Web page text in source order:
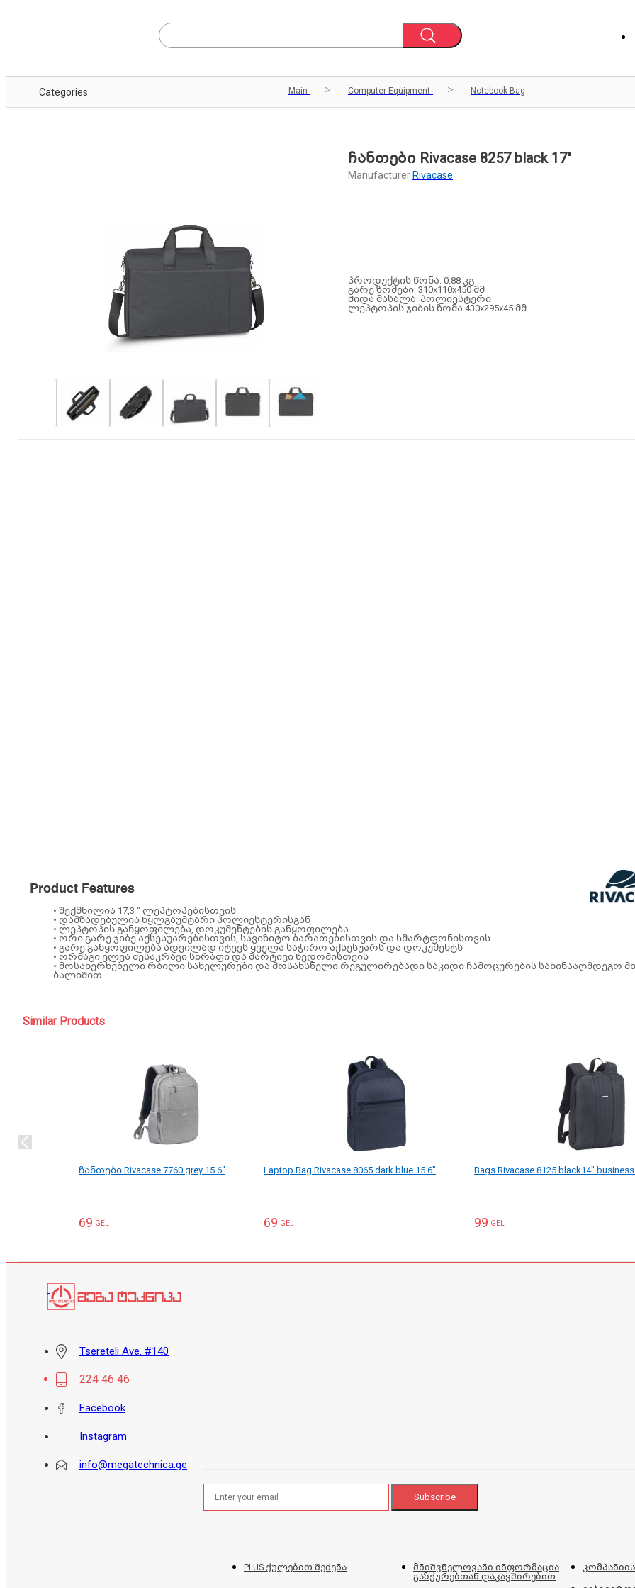
Categories Main Computer Equipment Notebook Bag
ჩანთები Rivacase 8257 black 17"
Manufacturer Rivacase
პროდუქტის წონა: 0.88 კგ
გარე ზომები: 310x110x450 მმ
შიდა მასალა: პოლიესტერი
ლეპტოპის ჯიბის ზომა 430x295x45 მმ
Product Features
• შექმნილია 17,3 " ლეპტოპებისთვის
• დამზადებულია წყლგაუმტარი პოლიესტერისგან
• ლეპტოპის განყოფილება, დოკუმენტების განყოფილება
• ორი გარე ჯიბე აქსესუარებისთვის, სავიზიტო ბარათებისთვის და სმარტფონისთვის
• გარე განყოფილება ადვილად იტევს ყველა საჭირო აქსესუარს და დოკუმენტს
• ორმაგი ელვა შესაკრავი სწრაფი და მარტივი წვდომისთვის
• მოსახერხებელი რბილი სახელურები და მოსახსნელი რეგულირებადი საკიდი ჩამოცურების საწინააღმდეგო
ბალიშით
Similar Products
ჩანთები Rivacase 7760 grey 15.6"
69 GEL
Laptop Bag Rivacase 8065 dark blue 15.6"
69 GEL
Bags Rivacase 8125 black14" business
99 GEL
Tsereteli Ave. #140
224 46 46
Facebook
Instagram
info@megatechnica.ge
PLUS ქულებით შეძენა მნიშვნელოვანი ინფორმაცია
გაზქურებთან დაკავშირებით